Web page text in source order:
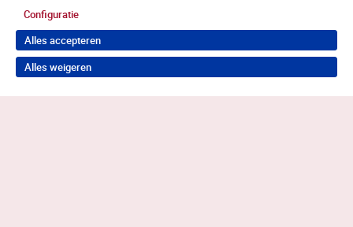
Configuratie
Alles accepteren
Alles weigeren